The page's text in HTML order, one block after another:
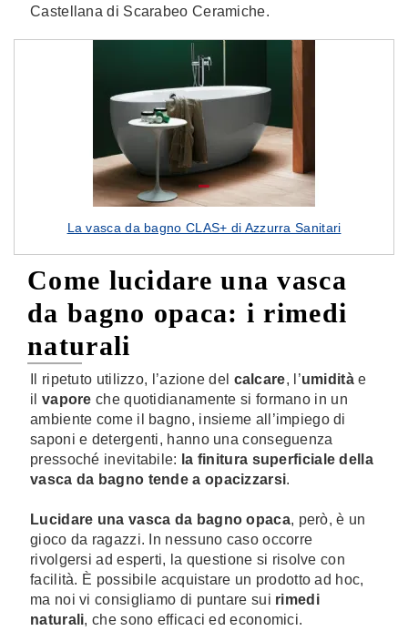
Castellana di Scarabeo Ceramiche.
La vasca da bagno CLAS+ di Azzurra Sanitari
Come lucidare una vasca
da bagno opaca: i rimedi
naturali
Il ripetuto utilizzo, l’azione del calcare, l’umiditàe
il vapore che quotidianamente si formano in un
ambiente come il bagno, insieme all’impiego di
saponi e detergenti, hanno una conseguenza
pressoché inevitabile: la finitura superficiale della
vasca da bagno tende a opacizzarsi.
Lucidare una vasca da bagno opaca, però, è un
gioco da ragazzi. In nessuno caso occorre
rivolgersi ad esperti, la questione si risolve con
facilità. È possibile acquistare un prodotto ad hoc,
ma noi vi consigliamo di puntare sui rimedi
naturali, che sono efficaci ed economici.